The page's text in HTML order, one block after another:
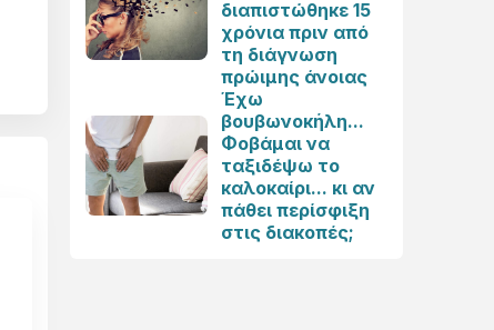
διαπιστώθηκε 15
χρόνια πριν από
τη διάγνωση
πρώιμης άνοιας
Έχω
βουβωνοκήλη...
Φοβάμαι να
ταξιδέψω το
καλοκαίρι... κι αν
πάθει περίσφιξη
στις διακοπές;